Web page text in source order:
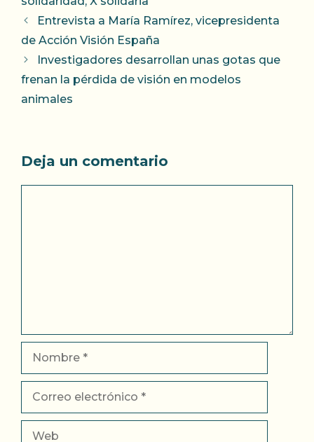
Entrevista a María Ramírez, vicepresidenta
de Acción Visión España
Investigadores desarrollan unas gotas que
frenan la pérdida de visión en modelos
animales
Deja un comentario
electrónico